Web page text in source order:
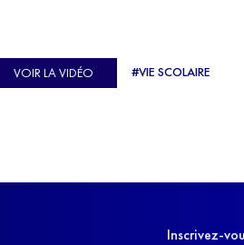
l'histoire de nombreux réfugiés, et
celle de Lisa Machukha, que nous vous
VOIR LA VIDÉO #VIE SCOLAIRE
Inscrivez-